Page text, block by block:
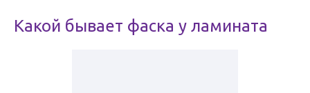
Какой бывает фаска у ламината